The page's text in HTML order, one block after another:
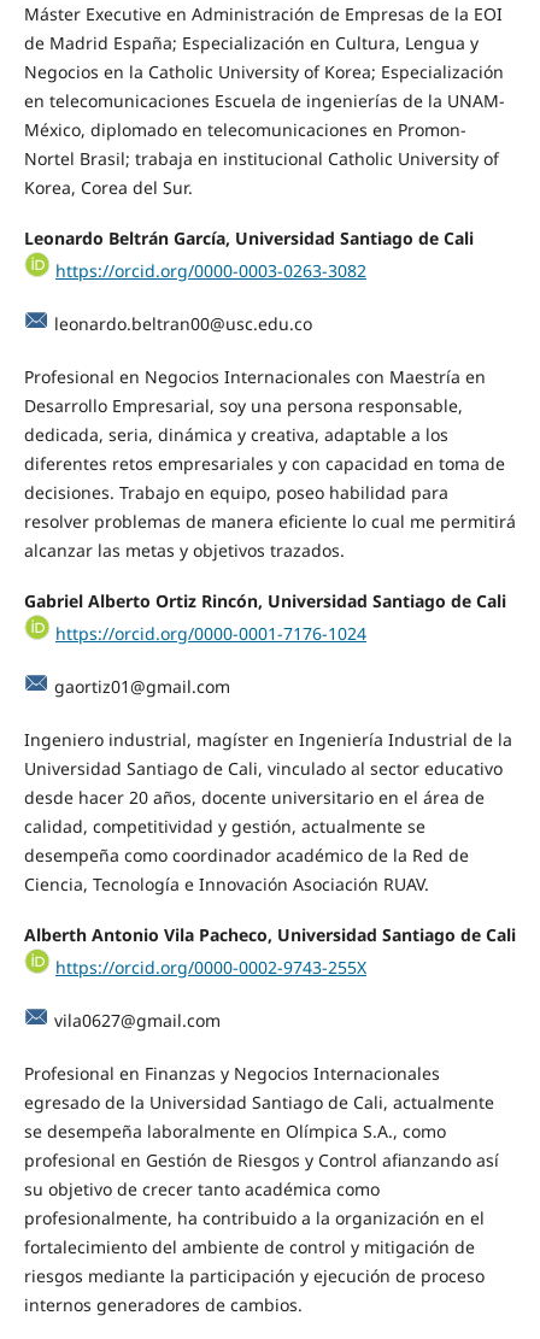
Máster Executive en Administración de Empresas de la EOI
de Madrid España; Especialización en Cultura, Lengua y
Negocios en la Catholic University of Korea; Especialización
en telecomunicaciones Escuela de ingenierías de la UNAM-
México, diplomado en telecomunicaciones en Promon-
Nortel Brasil; trabaja en institucional Catholic University of
Korea, Corea del Sur.
Leonardo Beltrán García, Universidad Santiago de Cali
https://orcid.org/0000-0003-0263-3082
leonardo.beltran00@usc.edu.co
Profesional en Negocios Internacionales con Maestría en
Desarrollo Empresarial, soy una persona responsable,
dedicada, seria, dinámica y creativa, adaptable a los
diferentes retos empresariales y con capacidad en toma de
decisiones. Trabajo en equipo, poseo habilidad para
resolver problemas de manera eficiente lo cual me permitirá
alcanzar las metas y objetivos trazados.
Gabriel Alberto Ortiz Rincón, Universidad Santiago de Cali
https://orcid.org/0000-0001-7176-1024
gaortiz01@gmail.com
Ingeniero industrial, magíster en Ingeniería Industrial de la
Universidad Santiago de Cali, vinculado al sector educativo
desde hacer 20 años, docente universitario en el área de
calidad, competitividad y gestión, actualmente se
desempeña como coordinador académico de la Red de
Ciencia, Tecnología e Innovación Asociación RUAV.
Alberth Antonio Vila Pacheco, Universidad Santiago de Cali
https://orcid.org/0000-0002-9743-255X
vila0627@gmail.com
Profesional en Finanzas y Negocios Internacionales
egresado de la Universidad Santiago de Cali, actualmente
se desempeña laboralmente en Olímpica S.A., como
profesional en Gestión de Riesgos y Control afianzando así
su objetivo de crecer tanto académica como
profesionalmente, ha contribuido a la organización en el
fortalecimiento del ambiente de control y mitigación de
riesgos mediante la participación y ejecución de proceso
internos generadores de cambios.